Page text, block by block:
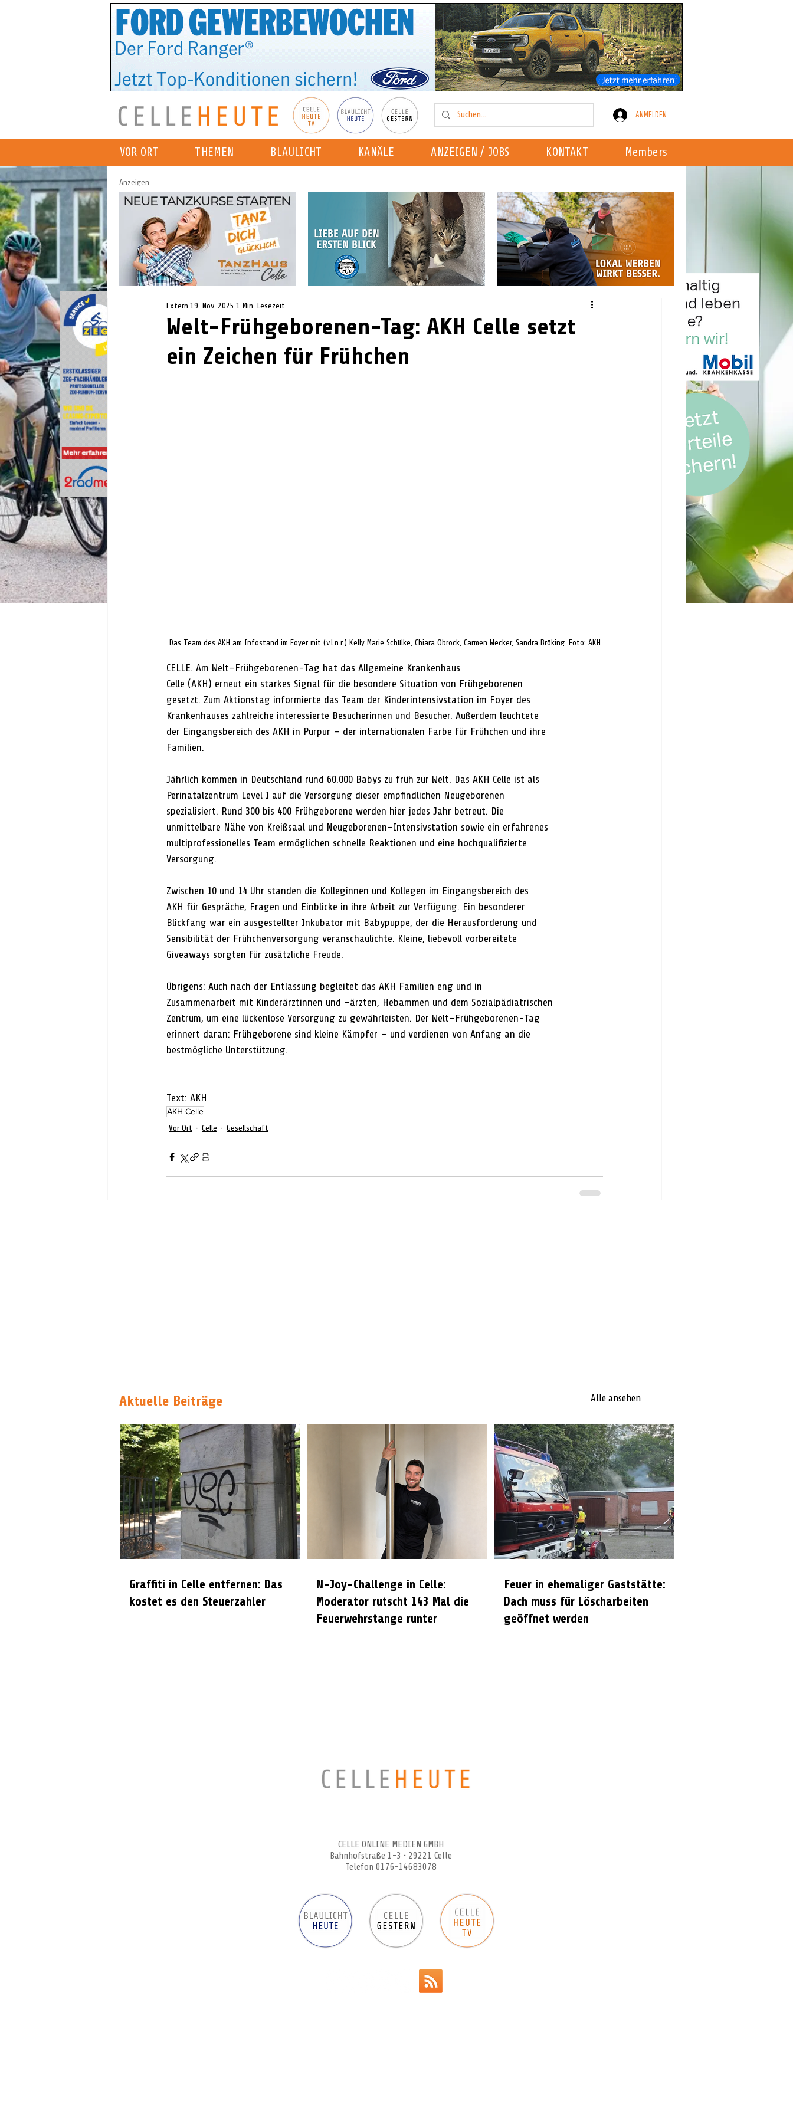
ANMELDEN
VOR ORT THEMEN BLAULICHT KANÄLE ANZEIGEN / JOBS KONTAKT Members
Anzeigen
Welt-Frühgeborenen-Tag: AKH Celle setzt
ein Zeichen für Frühchen
Extern 19. Nov. 2025 1 Min. Lesezeit
Das Team des AKH am Infostand im Foyer mit (v.l.n.r.) Kelly Marie Schülke, Chiara Obrock, Carmen Wecker, Sandra Bröking. Foto: AKH
CELLE. Am Welt-Frühgeborenen-Tag hat das Allgemeine Krankenhaus
Celle (AKH) erneut ein starkes Signal für die besondere Situation von Frühgeborenen
gesetzt. Zum Aktionstag informierte das Team der Kinderintensivstation im Foyer des
Krankenhauses zahlreiche interessierte Besucherinnen und Besucher. Außerdem leuchtete
der Eingangsbereich des AKH in Purpur – der internationalen Farbe für Frühchen und ihre
Familien.
Jährlich kommen in Deutschland rund 60.000 Babys zu früh zur Welt. Das AKH Celle ist als
Perinatalzentrum Level I auf die Versorgung dieser empfindlichen Neugeborenen
spezialisiert. Rund 300 bis 400 Frühgeborene werden hier jedes Jahr betreut. Die
unmittelbare Nähe von Kreißsaal und Neugeborenen-Intensivstation sowie ein erfahrenes
multiprofessionelles Team ermöglichen schnelle Reaktionen und eine hochqualifizierte
Versorgung.
Zwischen 10 und 14 Uhr standen die Kolleginnen und Kollegen im Eingangsbereich des
AKH für Gespräche, Fragen und Einblicke in ihre Arbeit zur Verfügung. Ein besonderer
Blickfang war ein ausgestellter Inkubator mit Babypuppe, der die Herausforderung und
Sensibilität der Frühchenversorgung veranschaulichte. Kleine, liebevoll vorbereitete
Giveaways sorgten für zusätzliche Freude.
Übrigens: Auch nach der Entlassung begleitet das AKH Familien eng und in
Zusammenarbeit mit Kinderärztinnen und -ärzten, Hebammen und dem Sozialpädiatrischen
Zentrum, um eine lückenlose Versorgung zu gewährleisten. Der Welt-Frühgeborenen-Tag
erinnert daran: Frühgeborene sind kleine Kämpfer – und verdienen von Anfang an die
bestmögliche Unterstützung.
Text: AKH
AKH Celle
Vor Ort Celle Gesellschaft
Aktuelle Beiträge Alle ansehen
Graffiti in Celle entfernen: Das
kostet es den Steuerzahler
N-Joy-Challenge in Celle:
Moderator rutscht 143 Mal die
Feuerwehrstange runter
Feuer in ehemaliger Gaststätte:
Dach muss für Löscharbeiten
geöffnet werden
CELLE ONLINE MEDIEN GMBH
Bahnhofstraße 1-3 • 29221 Celle
Telefon 0176-14683078